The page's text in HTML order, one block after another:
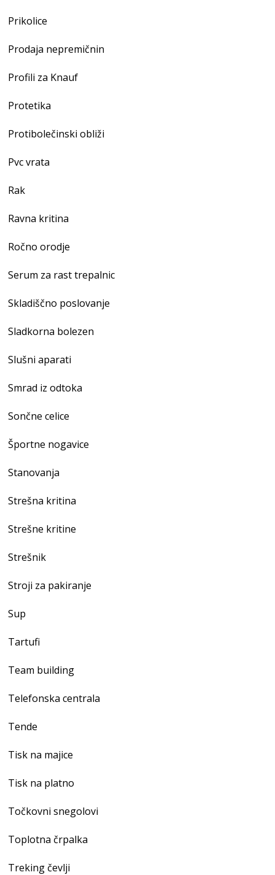
Prikolice
Prodaja nepremičnin
Profili za Knauf
Protetika
Protibolečinski obliži
Pvc vrata
Rak
Ravna kritina
Ročno orodje
Serum za rast trepalnic
Skladiščno poslovanje
Sladkorna bolezen
Slušni aparati
Smrad iz odtoka
Sončne celice
Športne nogavice
Stanovanja
Strešna kritina
Strešne kritine
Strešnik
Stroji za pakiranje
Sup
Tartufi
Team building
Telefonska centrala
Tende
Tisk na majice
Tisk na platno
Točkovni snegolovi
Toplotna črpalka
Treking čevlji